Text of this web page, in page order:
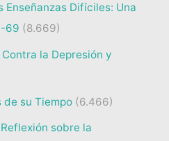
Enseñanzas Difíciles: Una
69 (8.669)
la Depresión y
de su Tiempo (6.466)
sobre la